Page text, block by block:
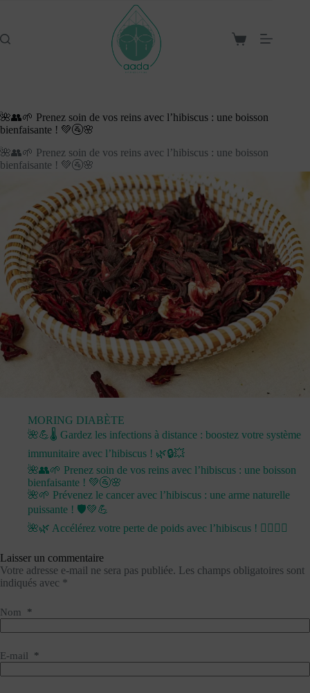
Panier
🌺👥🌱 Prenez soin de vos reins avec l’hibiscus : une boisson
bienfaisante ! 💚🚰🌸
🌺👥🌱 Prenez soin de vos reins avec l’hibiscus : une boisson
bienfaisante ! 💚🚰🌸
MORING DIABÈTE
🌺💪🌡️ Gardez les infections à distance : boostez votre système
immunitaire avec l’hibiscus ! 🌿🔒💥
🌺👥🌱 Prenez soin de vos reins avec l’hibiscus : une boisson
bienfaisante ! 💚🚰🌸
🌺🌱 Prévenez le cancer avec l’hibiscus : une arme naturelle
puissante ! 🛡️💚💪
🌺🌿 Accélérez votre perte de poids avec l’hibiscus ! 🏋️‍♀️💪💧
Laisser un commentaire
Votre adresse e-mail ne sera pas publiée. Les champs obligatoires sont
indiqués avec *
Nom *
E-mail *